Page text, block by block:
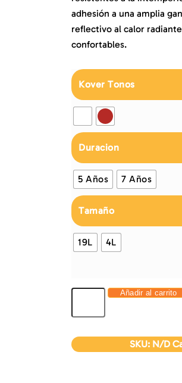
adhesión a una amplia
reflectivo al calor
confortables.
Kover Tonos
Duracion
5 Años 7 Años
Tamaño
19L 4L
Añadir al carrito
SKU: N/D